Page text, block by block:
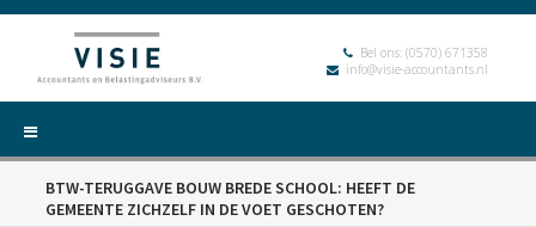
Bel ons: (0570) 671358
info@visie-accountants.nl
BTW-TERUGGAVE BOUW BREDE SCHOOL: HEEFT DE
GEMEENTE ZICHZELF IN DE VOET GESCHOTEN?